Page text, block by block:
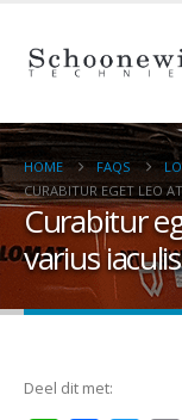
HOME FAQS
CURABITUR EGET LEO
Curabitur
varius
Deel dit met: